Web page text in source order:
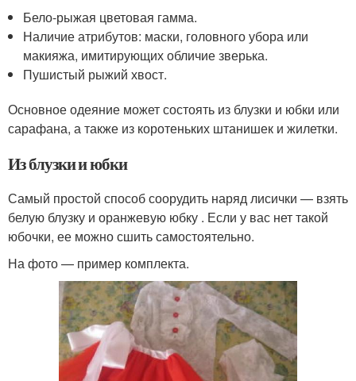
Бело-рыжая цветовая гамма.
Наличие атрибутов: маски, головного убора или
макияжа, имитирующих обличие зверька.
Пушистый рыжий хвост.
Основное одеяние может состоять из блузки и юбки или
сарафана, а также из коротеньких штанишек и жилетки.
Из блузки и юбки
Самый простой способ соорудить наряд лисички — взять
белую блузку и оранжевую юбку . Если у вас нет такой
юбочки, ее можно сшить самостоятельно.
На фото — пример комплекта.